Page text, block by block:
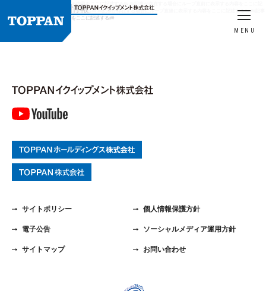
MENU
製品情報 プリンタ
##記事の有無にかかわらず表示する内容をここに記述する## ##記事が存在する場合にループ直前に表示する内容をここに記
述する## ##ここにループの内容を記述する## ##記事が存在する場合にループ直後に表示する内容をここに記述する## ##記事
の有無にかかわらず表示する内容をここに記述する##
サイトポリシー 個人情報保護方針
電子公告 ソーシャルメディア運用方針
サイトマップ お問い合わせ